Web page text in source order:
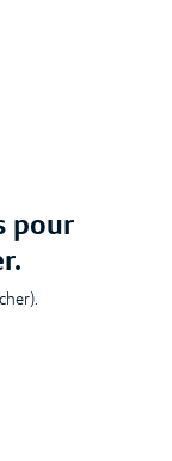
pour